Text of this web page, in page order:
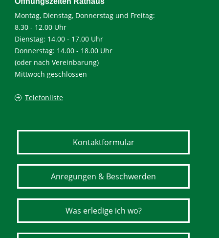
Montag, Dienstag, Donnerstag und Freitag:
8.30 - 12.00 Uhr
Dienstag: 14.00 - 17.00 Uhr
Donnerstag: 14.00 - 18.00 Uhr
(oder nach Vereinbarung)
Mittwoch geschlossen
Telefonliste
Kontaktformular
Anregungen & Beschwerden
Was erledige ich wo?